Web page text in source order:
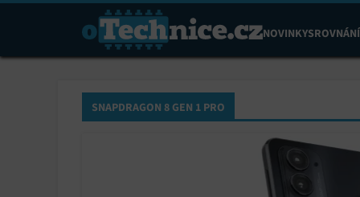
NOVINKYSROVNÁNÍ
SNAPDRAGON 8 GEN 1 PRO